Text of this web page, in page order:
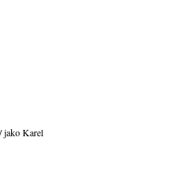
jako Karel